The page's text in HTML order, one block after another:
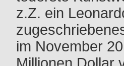
z.Z. ein
im November